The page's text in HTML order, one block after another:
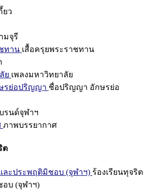
ยว
มจุรี
ทาน เสื้อครุยพระราชทาน
ย เพลงมหาวิทยาลัย
รย่อปริญญา ชื่อปริญญา อักษรย่อ
รนด์จุฬาฯ
ภาพบรรยากาศ
ต
ละประพฤติมิชอบ (จุฬาฯ) ร้องเรียนทุจริต
บ (จุฬาฯ)